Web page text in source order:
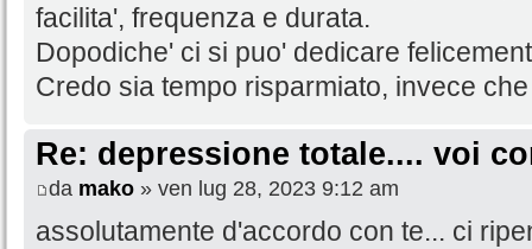
facilita', frequenza e durata.
Dopodiche' ci si puo' dedicare
Credo sia tempo risparmiato, invece
Re: depressione totale.... voi
da mako » ven lug 28, 2023 9:12 am
assolutamente d'accordo con te... ci